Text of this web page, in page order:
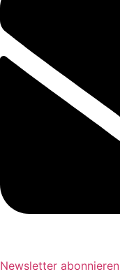
Newsletter abonnieren